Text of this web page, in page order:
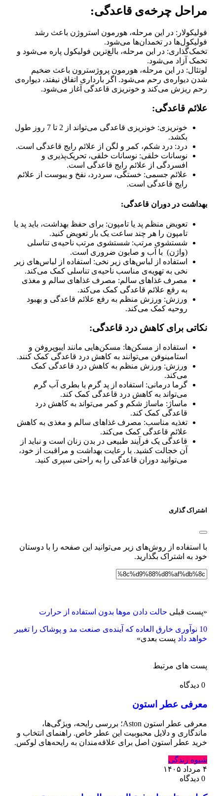
مراحل چرخه‌ی قاعدگی:
فولیکولار: در این مرحله، هورمون استروژن باعث رشد
فولیکول‌ها در تخمدان‌ها می‌شود.
تخمک‌گذاری: در این مرحله، بالغ‌ترین فولیکول پاره می‌شود و
تخمک آزاد می‌شود.
لوتئال: در این مرحله، هورمون پروژسترون باعث ضخیم
شدن دیواره‌ی رحم می‌شود. اگر بارداری اتفاق نیفتد، دیواره‌ی
رحم ریزش می‌کند و خونریزی قاعدگی آغاز می‌شود.
علائم قاعدگی:
خونریزی: خونریزی قاعدگی می‌تواند از 2 تا 7 روز طول
بکشد.
درد: درد شکم، کمر و لگن از علائم رایج قاعدگی است.
نوسانات خلقی: نوسانات خلقی، تحریک‌پذیری و
افسردگی از علائم رایج قاعدگی است.
علائم جسمی: خستگی، سردرد، نفخ و یبوست از علائم
رایج قاعدگی است.
بهداشت در دوران قاعدگی:
تعویض منظم پد یا تامپون: برای حفظ بهداشت، باید پد یا
تامپون را هر چند ساعت یک بار تعویض کنید.
شستشوی مرتب: شستشوی مرتب ناحیه‌ی تناسلی
(واژن) با آب و صابون ضروری است.
استفاده از لباس‌های زیر نخی: استفاده از لباس‌های زیر
نخی به تهویه‌ی مناسب ناحیه‌ی تناسلی کمک می‌کند.
مصرف غذاهای سالم: مصرف غذاهای سالم و مغذی
به رفع علائم قاعدگی کمک می‌کند.
ورزش: ورزش منظم به رفع علائم قاعدگی و بهبود
روحیه کمک می‌کند.
نکاتی برای کاهش درد قاعدگی:
استفاده از مسکن‌ها: مسکن‌هایی مانند ایبوپروفن و
استامینوفن می‌توانند به کاهش درد قاعدگی کمک کنند.
ورزش: ورزش منظم به کاهش درد قاعدگی کمک
می‌کند.
گرما درمانی: استفاده از پد گرم یا بطری آب گرم
می‌تواند به کاهش درد قاعدگی کمک کند.
ماساژ: ماساژ شکم و کمر می‌تواند به کاهش درد
قاعدگی کمک کند.
تغذیه مناسب: مصرف غذاهای سالم و مغذی به کاهش
علائم قاعدگی کمک می‌کند.
قاعدگی یک فرآیند طبیعی در بدن زنان است و نباید از
آن خجالت کشید. با رعایت بهداشت و مراقبت از خود،
می‌توانید دوران قاعدگی را به راحتی سپری کنید.
اشتراک گذاری
با استفاده از روش‌های زیر می‌توانید این صفحه را با دوستان
خود به اشتراک بگذارید.
«پست قبلی حالت دادن موها بدون استفاده از حرارت
10 نوآوری خارق العاده که آینده‌ی صنعت مد و پوشاک را تغییر
خواهد داد پست بعدی»
پست های مرتبط
0 دیدگاه
معرفی عطر استون
معرفی عطر استون Aston؛ بررسی رایحه، ویژگی‌ها،
ماندگاری و دلایل محبوبیت این عطر خاص. راهنمای انتخاب و
خرید عطر استون اصل برای علاقه‌مندان به رایحه‌های لوکس.
شیوه زندگی
۴ مرداد ۱۴۰۵
0 دیدگاه